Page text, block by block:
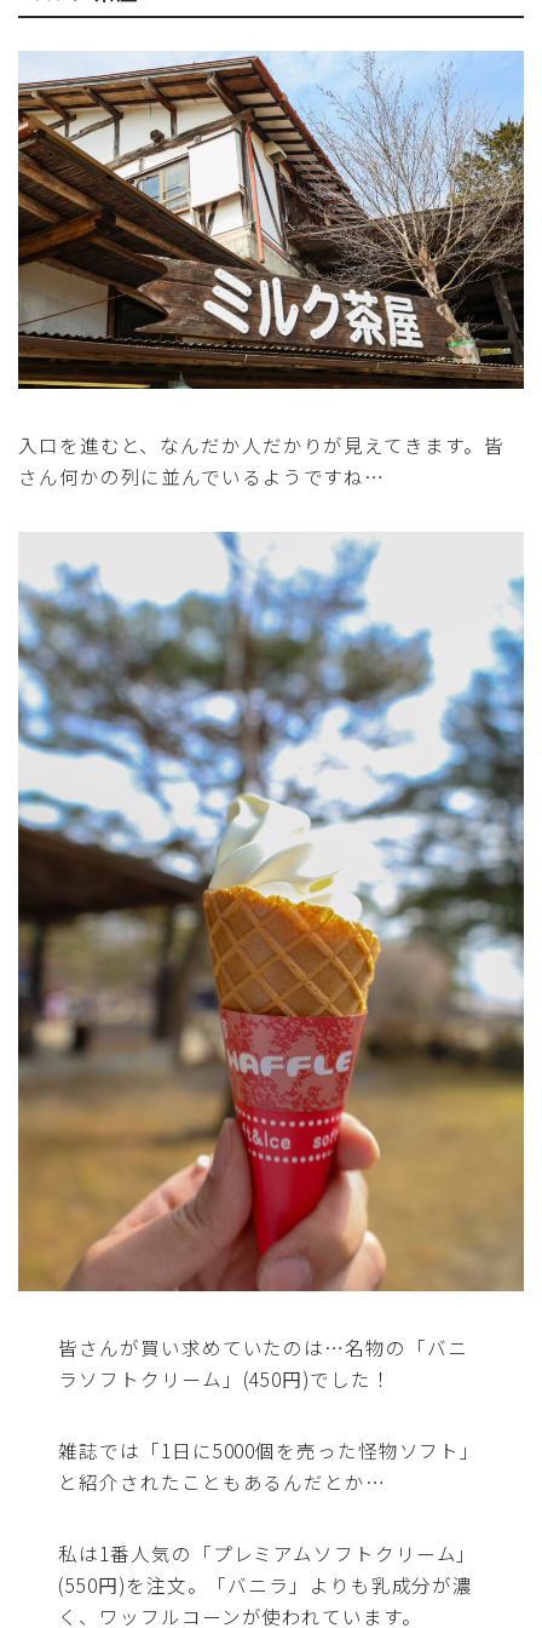
入口を進むと、なんだか人だかりが見えてきます。皆
さん何かの列に並んでいるようですね…
皆さんが買い求めていたのは…名物の「バニ
ラソフトクリーム」(450円)でした！
雑誌では「1日に5000個を売った怪物ソフト」
と紹介されたこともあるんだとか…
私は1番人気の「プレミアムソフトクリーム」
(550円)を注文。「バニラ」よりも乳成分が濃
く、ワッフルコーンが使われています。